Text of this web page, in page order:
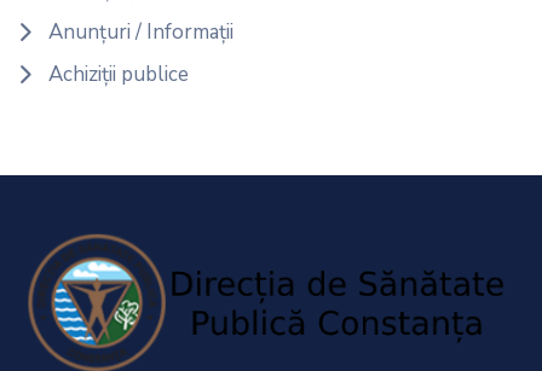
Anunțuri / Informații
Achiziții publice